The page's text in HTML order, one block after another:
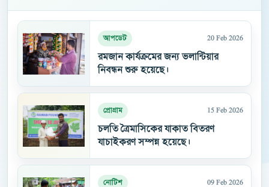
আপডেট 20 Feb 2026
রমজান কার্যক্রমের জন্য ভলান্টিয়ার
নিবন্ধন শুরু হয়েছে।
প্রোগ্রাম 15 Feb 2026
চলতি ত্রৈমাসিকের যাকাত বিতরণ
যাচাইকরণ সম্পন্ন হয়েছে।
নোটিশ 09 Feb 2026